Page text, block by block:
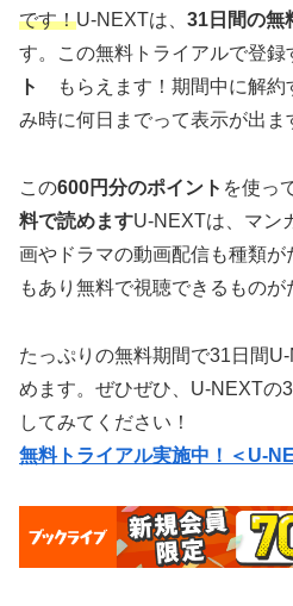
です！U-NEXTは、 31日間の無
す。この無料トライアルで登録
ト
もらえます！期間中に解
み時に何日までって表示が出ま
この600円分のポイント を使っ
料で読めますU-NEXTは、マン
画やドラマの動画配信も種類が
もあり無料で視聴できるものが
たっぷりの無料期間で31日間
めます。ぜひぜひ、U-NEXTの
してみてください！
無料トライアル実施中！＜U-